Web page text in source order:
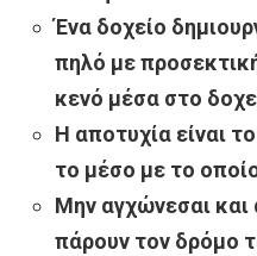
Ένα δοχείο
πηλό με
κενό μέσα στο
Η αποτυχία είναι
το μέσο με το
Μην αγχώνεσαι
πάρουν τον δρόμο